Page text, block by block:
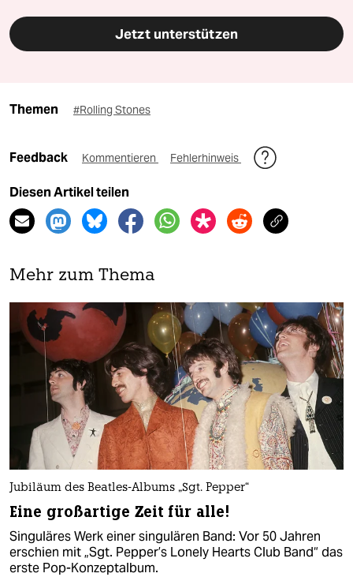
Jetzt unterstützen
Themen #Rolling Stones
Feedback Kommentieren Fehlerhinweis
Diesen Artikel teilen
Mehr zum Thema
Jubiläum des Beatles-Albums „Sgt. Pepper“
Eine großartige Zeit für alle!
Singuläres Werk einer singulären Band: Vor 50 Jahren
erschien mit „Sgt. Pepper’s Lonely Hearts Club Band“ das
erste Pop-Konzeptalbum.